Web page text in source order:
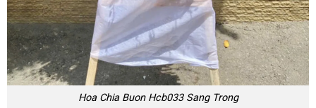
Hoa Chia Buon Hcb033 Sang Trong